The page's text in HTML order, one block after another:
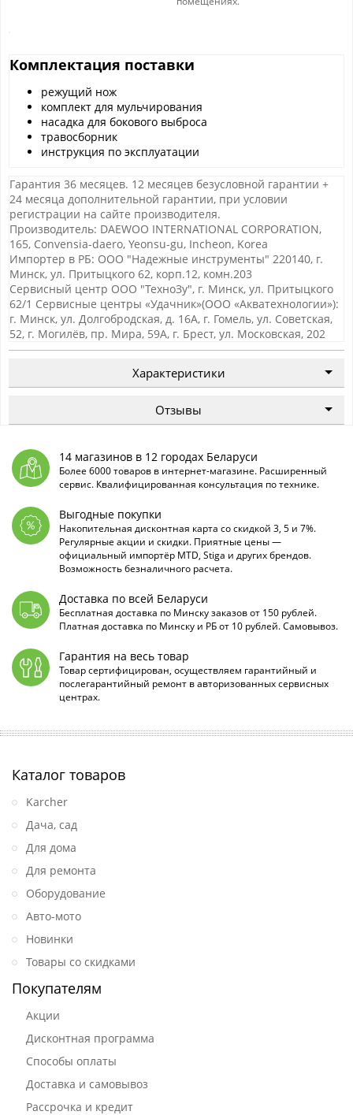
Комплектация поставки
режущий нож
комплект для мульчирования
насадка для бокового выброса
травосборник
инструкция по эксплуатации
Гарантия 36 месяцев. 12 месяцев безусловной гарантии +
24 месяца дополнительной гарантии, при условии
регистрации на сайте производителя.
Производитель: DAEWOO INTERNATIONAL CORPORATION,
165, Convensia-daero, Yeonsu-gu, Incheon, Korea
Импортер в РБ: ООО "Надежные инструменты" 220140, г.
Минск, ул. Притыцкого 62, корп.12, комн.203
Сервисный центр ООО "ТехноЗу", г. Минск, ул. Притыцкого
62/1 Сервисные центры «Удачник»(ООО «Акватехнологии»):
г. Минск, ул. Долгобродская, д. 16А, г. Гомель, ул. Советская,
52, г. Могилёв, пр. Мира, 59А, г. Брест, ул. Московская, 202
Характеристики
Отзывы
14 магазинов в 12 городах Беларуси
Более 6000 товаров в интернет-магазине. Расширенный
сервис. Квалифицированная консультация по технике.
Выгодные покупки
Накопительная дисконтная карта со скидкой 3, 5 и 7%.
Регулярные акции и скидки. Приятные цены —
официальный импортёр MTD, Stiga и других брендов.
Возможность безналичного расчета.
Доставка по всей Беларуси
Бесплатная доставка по Минску заказов от 150 рублей.
Платная доставка по Минску и РБ от 10 рублей. Самовывоз.
Гарантия на весь товар
Товар сертифицирован, осуществляем гарантийный и
послегарантийный ремонт в авторизованных сервисных
центрах.
Каталог товаров
Karcher
Дача, сад
Для дома
Для ремонта
Оборудование
Авто-мото
Новинки
Товары со скидками
Покупателям
Акции
Дисконтная программа
Способы оплаты
Доставка и самовывоз
Рассрочка и кредит